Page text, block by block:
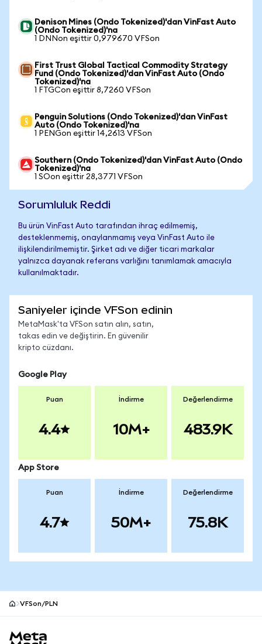
Denison Mines (Ondo Tokenized)'dan VinFast Auto
(Ondo Tokenized)'na
1 DNNon eşittir 0,979670 VFSon
First Trust Global Tactical Commodity Strategy
Fund (Ondo Tokenized)'dan VinFast Auto (Ondo
Tokenized)'na
1 FTGCon eşittir 8,7260 VFSon
Penguin Solutions (Ondo Tokenized)'dan VinFast
Auto (Ondo Tokenized)'na
1 PENGon eşittir 14,2613 VFSon
Southern (Ondo Tokenized)'dan VinFast Auto (Ondo
Tokenized)'na
1 SOon eşittir 28,3771 VFSon
Sorumluluk Reddi
Bu ürün VinFast Auto tarafından ihraç edilmemiş,
desteklenmemiş, onaylanmamış veya VinFast Auto ile
ilişkilendirilmemiştir. Şirket adı ve diğer ticari markalar
yalnızca dayanak referans varlığını tanımlamak amacıyla
kullanılmaktadır.
Saniyeler içinde VFSon edinin
MetaMask'ta VFSon satın alın, satın,
takas edin ve değiştirin. En güvenilir
kripto cüzdanı.
Google Play
Puan
4.4
İndirme
10M+
Değerlendirme
483.9K
App Store
Puan
4.7
İndirme
50M+
Değerlendirme
75.8K
VFSon/PLN